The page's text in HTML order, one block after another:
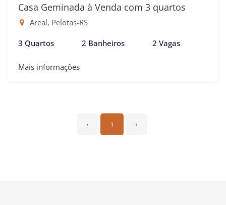
Casa Geminada à Venda com 3 quartos
Areal, Pelotas-RS
3 Quartos 2 Banheiros 2 Vagas
Mais informações
‹ 1 ›